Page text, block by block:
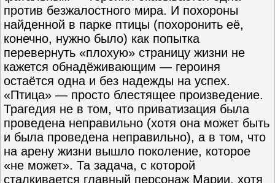
против безжалостного мира. И похороны
найденной в парке птицы (похоронить её,
конечно, нужно было) как попытка
перевернуть «плохую» страницу жизни не
кажется обнадёживающим — героиня
остаётся одна и без надежды на успех.
«Птица» — просто блестящее произведение.
Трагедия не в том, что приватизация была
проведена неправильно (хотя она может быть
и была проведена неправильно), а в том, что
на арену жизни вышло поколение, которое
«не может». Та задача, с которой
сталкивается главный персонаж Марии, хотя